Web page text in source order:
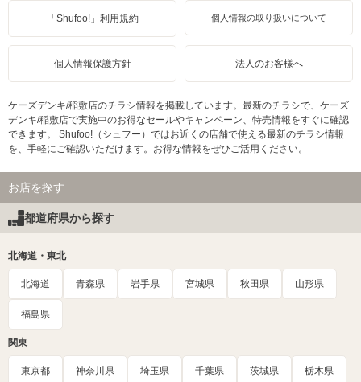
「Shufoo!」利用規約 個人情報の取り扱いについて
個人情報保護方針 法人のお客様へ
ケーズデンキ/稲敷店のチラシ情報を掲載しています。最新のチラシで、ケーズ
デンキ/稲敷店で実施中のお得なセールやキャンペーン、特売情報をすぐに確認
できます。 Shufoo!（シュフー）ではお近くの店舗で使える最新のチラシ情報
を、手軽にご確認いただけます。お得な情報をぜひご活用ください。
お店を探す
都道府県から探す
北海道・東北
北海道 青森県 岩手県 宮城県 秋田県 山形県
福島県
関東
東京都 神奈川県 埼玉県 千葉県 茨城県 栃木県